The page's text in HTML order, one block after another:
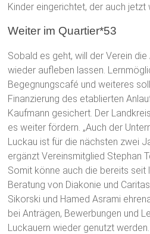
Kinder eingerichtet, der auch
Weiter im Quartier*53
Sobald es geht, will der Verein
wieder aufleben lassen.
Begegnungscafé und weiteres
Finanzierung des etablierten
Kaufmann gesichert. Der
es weiter fördern. „Auch der
Luckau ist für die nächsten zwei
ergänzt Vereinsmitglied Stephan
Somit könne auch die bereits seit
Beratung von Diakonie und
Sikorski und Hamed Asrami
bei Anträgen, Bewerbungen und
Luckauern wieder genutzt werden.